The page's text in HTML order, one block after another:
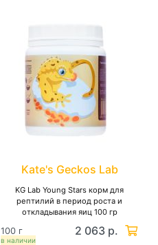
Kate's Geckos Lab
KG Lab Young Stars корм для
рептилий в период роста и
откладывания яиц 100 гр
в наличии
100 г 2 063 р.